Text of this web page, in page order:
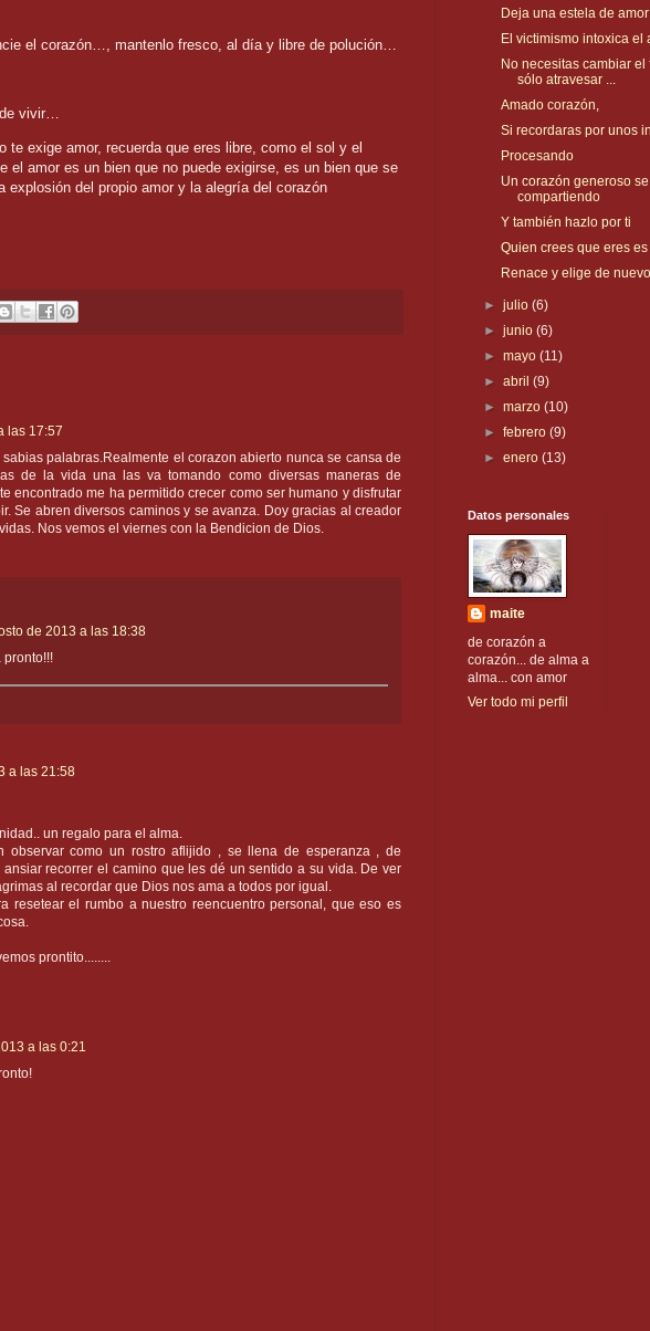
el corazón…, mantenlo fresco, al día y libre de polución…
de vivir…
te exige amor, recuerda que eres libre, como el sol y el
amor es un bien que no puede exigirse, es un bien que se
explosión del propio amor y la alegría del corazón
las 17:57
palabras.Realmente el corazon abierto nunca se cansa de
de la vida una las va tomando como diversas maneras de
encontrado me ha permitido crecer como ser humano y disfrutar
Se abren diversos caminos y se avanza. Doy gracias al creador
Nos vemos el viernes con la Bendicion de Dios.
de 2013 a las 18:38
pronto!!!
a las 21:58
un regalo para el alma.
observar como un rostro aflijido , se llena de esperanza , de
recorrer el camino que les dé un sentido a su vida. De ver
al recordar que Dios nos ama a todos por igual.
resetear el rumbo a nuestro reencuentro personal, que eso es
prontito........
a las 0:21
Deja una estela de amor
El victimismo intoxica el
No necesitas cambiar
sólo atravesar ...
Amado corazón,
Si recordaras por unos
Procesando
Un corazón generoso
compartiendo
Y también hazlo por ti
Quien crees que eres
Renace y elige de nuevo
►julio(6)
►junio(6)
►mayo(11)
►abril(9)
►marzo(10)
►febrero(9)
►enero(13)
Datos personales
maite
de corazón a
corazón... de alma a
alma... con amor
Ver todo mi perfil